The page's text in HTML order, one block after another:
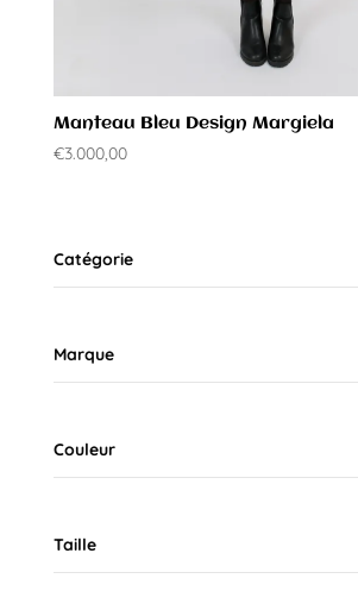
Manteau Bleu Design Margiela
€3.000,00
Catégorie
Marque
Couleur
Taille